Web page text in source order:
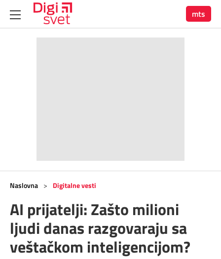
mts
Naslovna > Digitalne vesti
AI prijatelji: Zašto milioni
ljudi danas razgovaraju sa
veštačkom inteligencijom?